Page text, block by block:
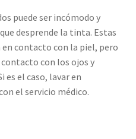
puede ser incómodo y
desprende la tinta. Estas
contacto con la piel, pero
con los ojos y
es el caso, lavar en
el servicio médico.